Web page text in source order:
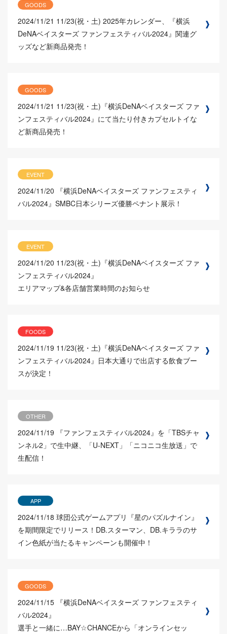
GOODS
2024/11/21 11/23(祝・土) 2025年カレンダー、『横浜
DeNAベイスターズ ファンフェスティバル2024』関連グ
ッズなど新商品発売！
GOODS
2024/11/21 11/23(祝・土)『横浜DeNAベイスターズ ファ
ンフェスティバル2024』にて当たり付きカプセルトイな
ど新商品発売！
EVENT
2024/11/20
『横浜DeNAベイスターズ ファンフェスティ
バル2024』SMBC日本シリーズ優勝ペナント展示！
EVENT
2024/11/20 11/23(祝・土)『横浜DeNAベイスターズ ファ
ンフェスティバル2024』
エリアマップ&各店舗営業時間のお知らせ
FOODS
2024/11/19 11/23(祝・土)『横浜DeNAベイスターズ ファ
ンフェスティバル2024』日本大通りで出店する飲食ブー
スが決定！
OTHER
2024/11/19
『ファンフェスティバル2024』を「TBSチャ
ンネル2」で生中継、「U-NEXT」「ニコニコ生放送」で
生配信！
APP
2024/11/18 球団公式ゲームアプリ『星のパズルナイン』
を期間限定でリリース！DB.スターマン、DB.キララのサ
イン色紙が当たるキャンペーンも開催中！
GOODS
2024/11/15 『横浜DeNAベイスターズ ファンフェスティ
バル2024』
選手と一緒に…BAY☆CHANCEから「オンラインセッ